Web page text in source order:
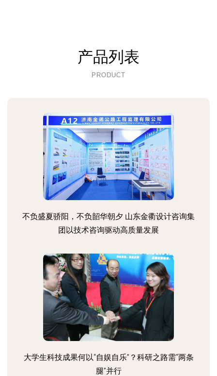
产品列表
PRODUCT
不负盛夏骄阳，不负韶华朝夕 山东金衢设计咨询集
团以技术咨询驱动高质量发展
大学生科技成果何以“自娱自乐”？科研之路需“两条
腿”并行